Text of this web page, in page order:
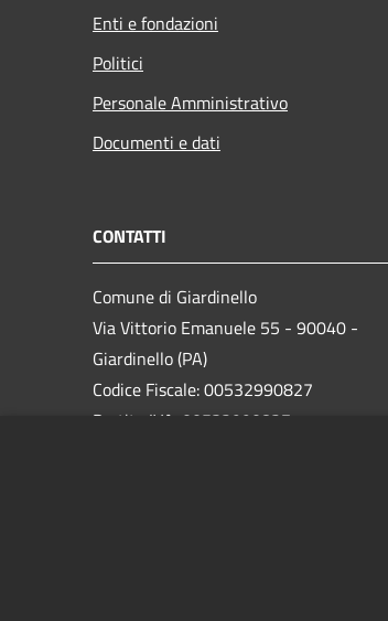
Enti e fondazioni
Politici
Personale Amministrativo
Documenti e dati
CONTATTI
Comune di Giardinello
Via Vittorio Emanuele 55 - 90040 -
Giardinello (PA)
Codice Fiscale: 00532990827
Partita IVA: 00532990827